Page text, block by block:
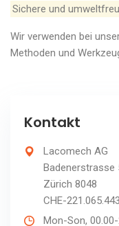
Sichere und
Wir verwenden bei
Methoden und
Kontakt
Lacomech AG
Badenerstrasse
Zürich 8048
CHE-221.065.443
Mon-Son,